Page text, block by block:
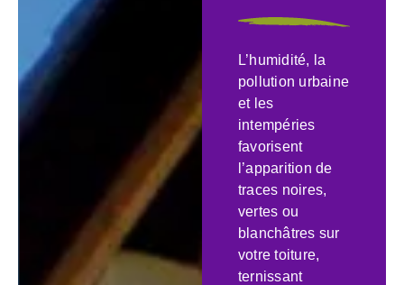
L’humidité, la
pollution urbaine
et les
intempéries
favorisent
l’apparition de
traces noires,
vertes ou
blanchâtres sur
votre toiture,
ternissant